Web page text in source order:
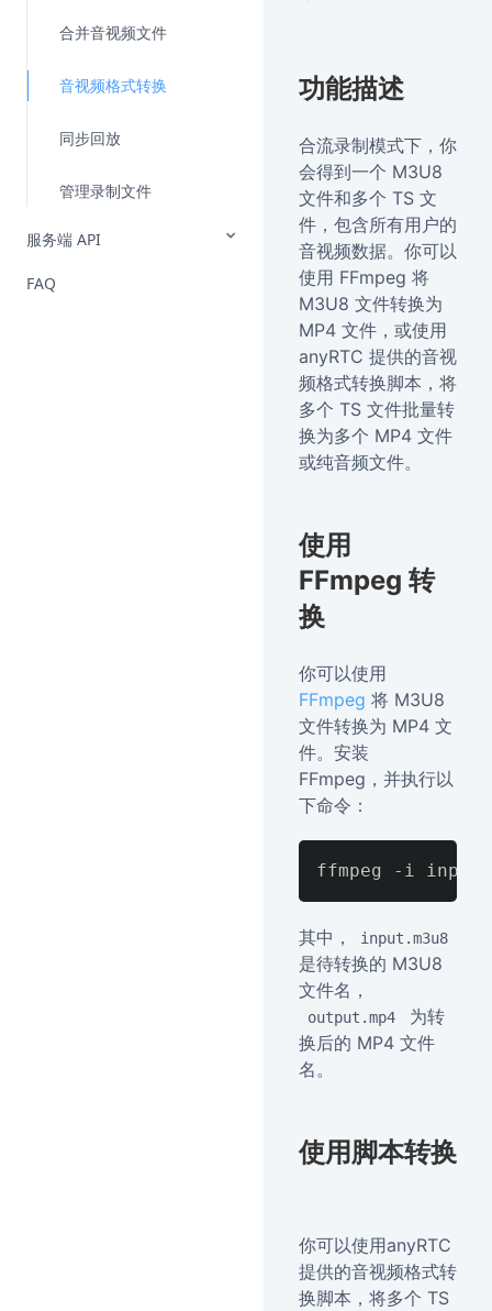
合并音视频文件
音视频格式转换
同步回放
管理录制文件
服务端 API
FAQ
功能描述
合流录制模式下，你
会得到一个 M3U8
文件和多个 TS 文
件，包含所有用户的
音视频数据。你可以
使用 FFmpeg 将
M3U8 文件转换为
MP4 文件，或使用
anyRTC 提供的音视
频格式转换脚本，将
多个 TS 文件批量转
换为多个 MP4 文件
或纯音频文件。
使用
FFmpeg 转
换
你可以使用
FFmpeg 将 M3U8
文件转换为 MP4 文
件。安装
FFmpeg，并执行以
下命令：
其中， input.m3u8
是待转换的 M3U8
文件名，
output.mp4
为转
换后的 MP4 文件
名。
使用脚本转换
你可以使用anyRTC
提供的音视频格式转
换脚本，将多个 TS